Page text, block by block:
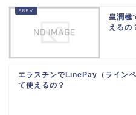
皇潤極
えるの
エラスチンでLinePay（ライン
て使えるの？